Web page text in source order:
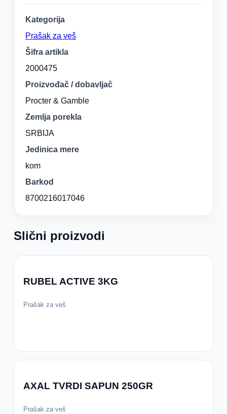
Kategorija
Prašak za veš
Šifra artikla
2000475
Proizvođač / dobavljač
Procter & Gamble
Zemlja porekla
SRBIJA
Jedinica mere
kom
Barkod
8700216017046
Slični proizvodi
RUBEL ACTIVE 3KG
Prašak za veš
AXAL TVRDI SAPUN 250GR
Prašak za veš